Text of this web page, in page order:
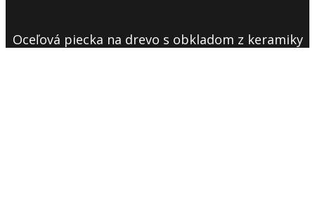
Oceľová piecka na drevo s obkladom z keramiky